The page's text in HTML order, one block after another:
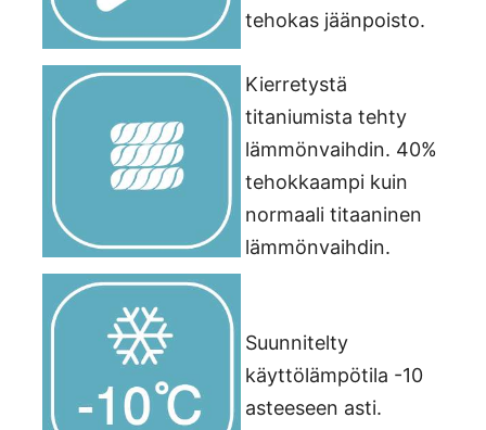
tehokas jäänpoisto.
Kierretystä
titaniumista tehty
lämmönvaihdin. 40%
tehokkaampi kuin
normaali titaaninen
lämmönvaihdin.
Suunnitelty
käyttölämpötila -10
asteeseen asti.